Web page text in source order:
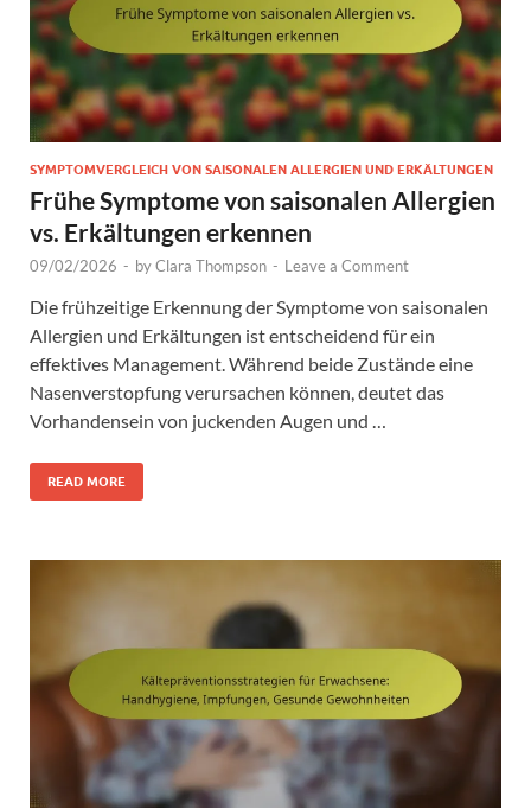
SYMPTOMVERGLEICH VON SAISONALEN ALLERGIEN UND ERKÄLTUNGEN
Frühe Symptome von saisonalen Allergien
vs. Erkältungen erkennen
09/02/2026 - byClara Thompson - Leave a Comment
Die frühzeitige Erkennung der Symptome von saisonalen
Allergien und Erkältungen ist entscheidend für ein
effektives Management. Während beide Zustände eine
Nasenverstopfung verursachen können, deutet das
Vorhandensein von juckenden Augen und …
READ MORE